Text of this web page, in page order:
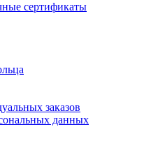
сертификаты
заказов
данных